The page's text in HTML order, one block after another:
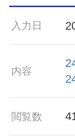
入力日
内容
閲覧数